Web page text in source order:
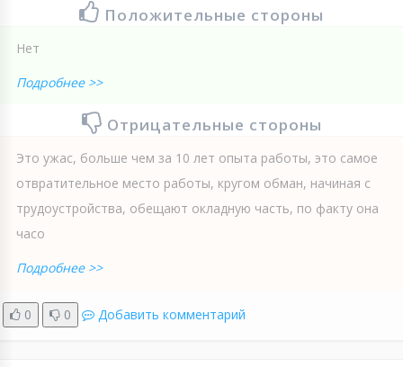
Положительные стороны
Нет
Подробнее >>
Отрицательные стороны
Это ужас, больше чем за 10 лет опыта работы, это самое
отвратительное место работы, кругом обман, начиная с
трудоустройства, обещают окладную часть, по факту она
часо
Подробнее >>
0 0 Добавить комментарий